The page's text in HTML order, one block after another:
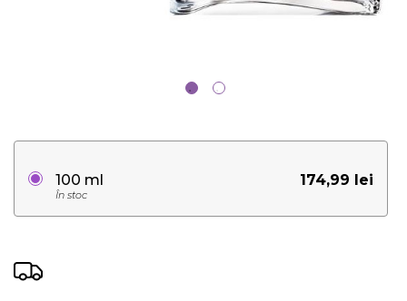
174,99 lei
100 ml
În stoc